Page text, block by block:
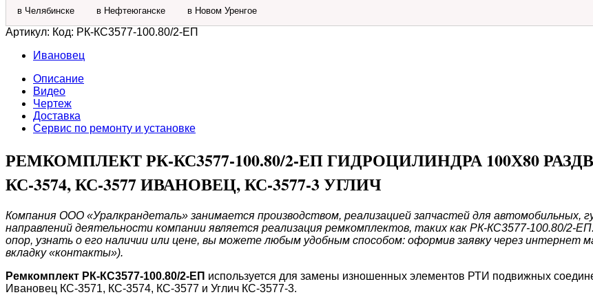
гидроцилиндра
вывешивания
100х80
в Челябинске в Нефтеюганске в Новом Уренгое
Артикул: Код: РК-КС3577-100.80/2-ЕП
Ивановец
Описание
Видео
Чертеж
Доставка
Сервис по ремонту и установке
РЕМКОМПЛЕКТ РК-КС3577-100.80/2-ЕП ГИДРОЦИЛИНДРА 100Х80
КС-3574, КС-3577 ИВАНОВЕЦ, КС-3577-3 УГЛИЧ
Компания ООО «Уралкрандеталь» занимается производством, реализацией запчастей для автомобильных,
направлений деятельности компании является реализация ремкомплектов, таких как РК-КС3577-100.80/2-
опор, узнать о его наличии или цене, вы можете любым удобным способом: оформив заявку через интернет
вкладку «контакты»).
Ремкомплект РК-КС3577-100.80/2-ЕП используется для замены изношенных элементов РТИ подвижных
Ивановец КС-3571, КС-3574, КС-3577 и Углич КС-3577-3.